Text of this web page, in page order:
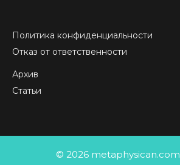
Политика конфиденциальности
Отказ от ответственности
Архив
Статьи
© 2026 metaphysican.com